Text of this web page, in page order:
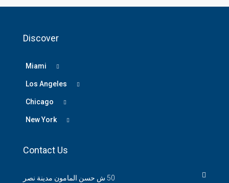
Discover
Miami
Los Angeles
Chicago
New York
Contact Us
50 ش حسن المامون مدينة نصر